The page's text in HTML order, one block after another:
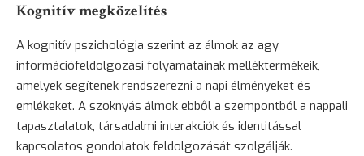
Kognitív megközelítés
A kognitív pszichológia szerint az álmok az agy
információfeldolgozási folyamatainak melléktermékeik,
amelyek segítenek rendszerezni a napi élményeket és
emlékeket. A szoknyás álmok ebből a szempontból a nappali
tapasztalatok, társadalmi interakciók és identitással
kapcsolatos gondolatok feldolgozását szolgálják.